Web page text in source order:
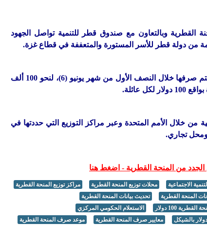
القطرية وبالتعاون مع صندوق قطر للتنمية تواصل الجهود
من دولة قطر للأسر المستورة والمتعففة في قطاع غزة.
وأعلن السفير العمادي أن منحة المساعدات النقدية سيتم صرفها خلال النصف الأول من شهر يونيو (6)، لنحو 100 ألف
عائلة.
من خلال الأمم المتحدة وعبر مراكز التوزيع التي حددتها في
من المنحة القطرية - اضغط هنا
الاجتماعية محلات توزيع المنحة القطرية
مراكز توزيع المنحة القطرية
المنحة القطرية
تحديث بيانات المنحة القطرية
100 دولار
الاستعلام الحكومي المركزي
معايير صرف المنحة القطرية
موعد صرف المنحة القطرية